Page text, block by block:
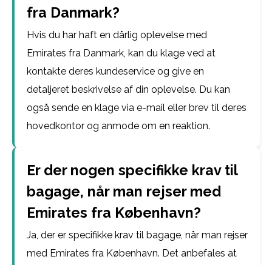
fra Danmark?
Hvis du har haft en dårlig oplevelse med
Emirates fra Danmark, kan du klage ved at
kontakte deres kundeservice og give en
detaljeret beskrivelse af din oplevelse. Du kan
også sende en klage via e-mail eller brev til deres
hovedkontor og anmode om en reaktion.
Er der nogen specifikke krav til
bagage, når man rejser med
Emirates fra København?
Ja, der er specifikke krav til bagage, når man rejser
med Emirates fra København. Det anbefales at